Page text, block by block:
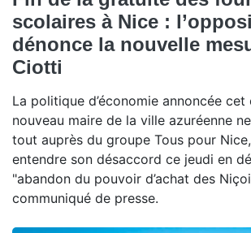
scolaires à Nice :
dénonce la nouvelle
Ciotti
La politique d’économie annoncée
nouveau maire de la ville azuréenne
tout auprès du groupe Tous pour
entendre son désaccord ce jeudi en
"abandon du pouvoir d’achat des
communiqué de presse.